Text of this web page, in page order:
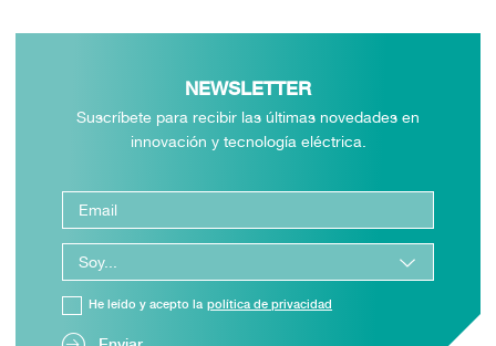
NEWSLETTER
Suscríbete para recibir las últimas novedades en
innovación y tecnología eléctrica.
He leído y acepto la política de privacidad